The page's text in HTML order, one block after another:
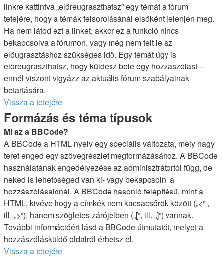
linkre kattintva „előreugraszthatsz” egy témát a fórum
tetejére, hogy a témák felsorolásánál elsőként jelenjen meg.
Ha nem látod ezt a linket, akkor ez a funkció nincs
bekapcsolva a fórumon, vagy még nem telt le az
előugrasztáshoz szükséges idő. Egy témát úgy is
előreugraszthatsz, hogy küldesz bele egy hozzászólást –
ennél viszont vigyázz az aktuális fórum szabályainak
betartására.
Vissza a tetejére
Formázás és téma típusok
Mi az a BBCode?
A BBCode a HTML nyelv egy speciális változata, mely nagy
teret enged egy szövegrészlet megformázásához. A BBCode
használatának engedélyezése az adminisztrátortól függ, de
neked is lehetőséged van ki- vagy bekapcsolni a
hozzászólásaidnál. A BBCode hasonló felépítésű, mint a
HTML, kivéve hogy a címkék nem kacsacsőrök között („<” ,
ill. „>”), hanem szögletes zárójelben („[”, ill. „]”) vannak.
További információért lásd a BBCode útmutatót, melyet a
hozzászólásküldő oldalról érhetsz el.
Vissza a tetejére